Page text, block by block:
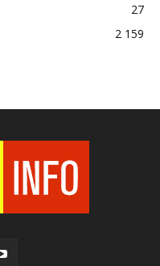
27
2 159